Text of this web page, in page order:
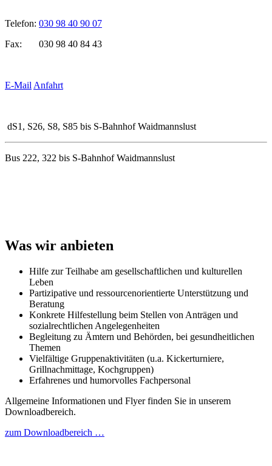
Telefon: 030 98 40 90 07
Fax: 030 98 40 84 43
E-Mail Anfahrt
dS1, S26, S8, S85 bis S-Bahnhof Waidmannslust
Bus 222, 322 bis S-Bahnhof Waidmannslust
Was wir anbieten
Hilfe zur Teilhabe am gesellschaftlichen und kulturellen
Leben
Partizipative und ressourcenorientierte Unterstützung und
Beratung
Konkrete Hilfestellung beim Stellen von Anträgen und
sozialrechtlichen Angelegenheiten
Begleitung zu Ämtern und Behörden, bei gesundheitlichen
Themen
Vielfältige Gruppenaktivitäten (u.a. Kickerturniere,
Grillnachmittage, Kochgruppen)
Erfahrenes und humorvolles Fachpersonal
Allgemeine Informationen und Flyer finden Sie in unserem
Downloadbereich.
zum Downloadbereich …